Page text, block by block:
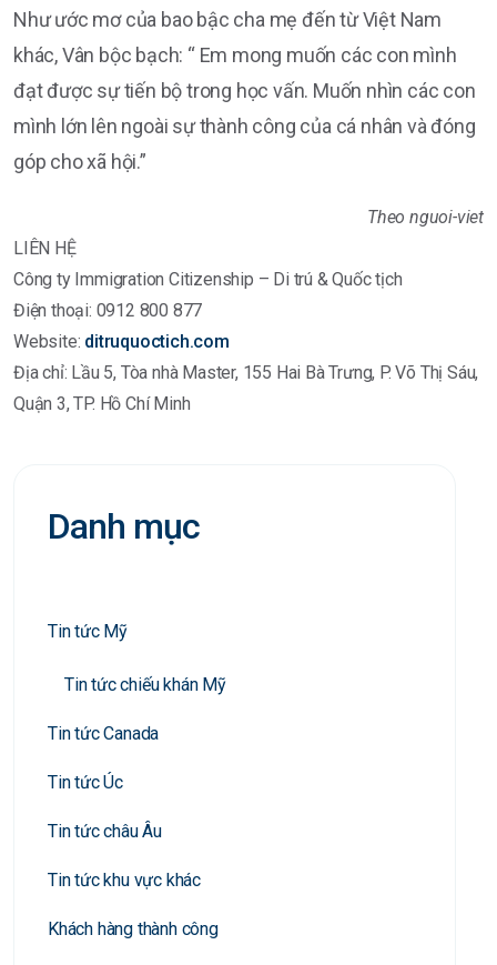
Danh mục
Tin tức Mỹ
Tin tức chiếu khán Mỹ
Tin tức Canada
Tin tức Úc
Tin tức châu Âu
Tin tức khu vực khác
Khách hàng thành công
Như ước mơ của bao bậc cha mẹ đến từ Việt Nam
khác, Vân bộc bạch: “ Em mong muốn các con mình
đạt được sự tiến bộ trong học vấn. Muốn nhìn các con
mình lớn lên ngoài sự thành công của cá nhân và đóng
góp cho xã hội.”
Theo nguoi-viet
LIÊN HỆ
Công ty Immigration Citizenship – Di trú & Quốc tịch
Điện thoại: 0912 800 877
Website: ditruquoctich.com
Địa chỉ: Lầu 5, Tòa nhà Master, 155 Hai Bà Trưng, P. Võ Thị Sáu,
Quận 3, TP. Hồ Chí Minh